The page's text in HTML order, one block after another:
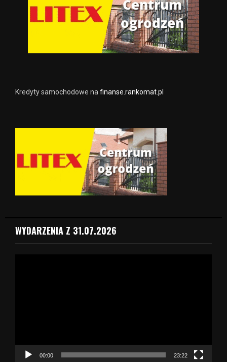
Kredyty samochodowe na finanse.rankomat.pl
WYDARZENIA Z 31.07.2026
c
00:00 23:22